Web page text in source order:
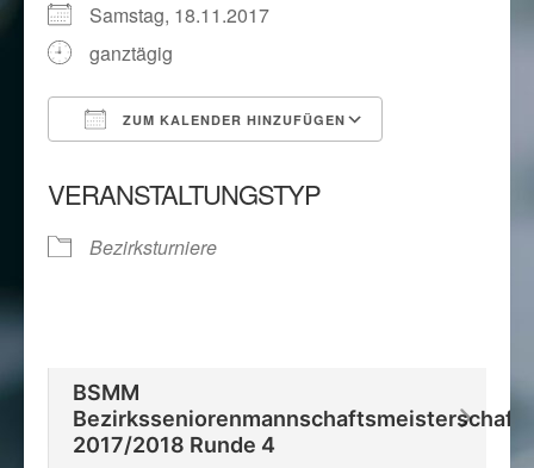
Samstag, 18.11.2017
ganztägig
ZUM KALENDER HINZUFÜGEN
VERANSTALTUNGSTYP
Bezirksturniere
BSMM
Bezirksseniorenmannschaftsmeisterschaft
2017/2018 Runde 4